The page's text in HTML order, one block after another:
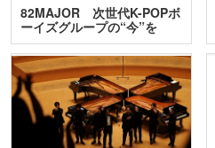
82MAJOR 次世代K-POPボ
ーイズグループの“今”を
訊…